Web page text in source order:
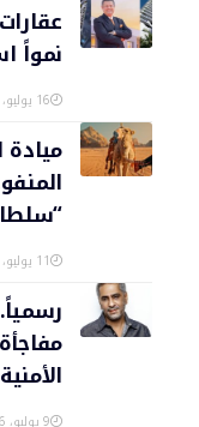
نمواً
16 يوليو، 2026
ميادة
11 يوليو، 2026
9 يوليو، 2026